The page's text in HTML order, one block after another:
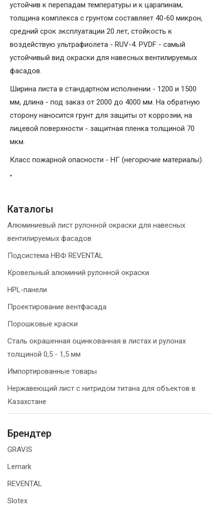
устойчив к перепадам температуры и к царапинам,
толщина комплекса с грунтом составляет 40-60 микрон,
средний срок эксплуатации 20 лет, стойкость к
воздействую ультрафиолета - RUV-4. PVDF - самый
устойчивый вид окраски для навесных вентилируемых
фасадов.
Ширина листа в стандартном исполнении - 1200 и 1500
мм, длина - под заказ от 2000 до 4000 мм. На обратную
сторону наносится грунт для защиты от коррозии, на
лицевой поверхности - защитная пленка толщиной 70
мкм.
Класс пожарной опасности - НГ (негорючие материалы).
"
Каталогы
Алюминиевый лист рулонной окраски для навесных
вентилируемых фасадов
Подсистема НВФ REVENTAL
Кровельный алюминий рулонной окраски
HPL-панели
Проектирование вентфасада
Порошковые краски
Сталь окрашенная оцинкованная в листах и рулонах
толщиной 0,5 - 1,5 мм
Импортированные товары
Нержавеющий лист с нитридом титана для объектов в
Казахстане
Брендтер
GRAVIS
Lemark
REVENTAL
Slotex